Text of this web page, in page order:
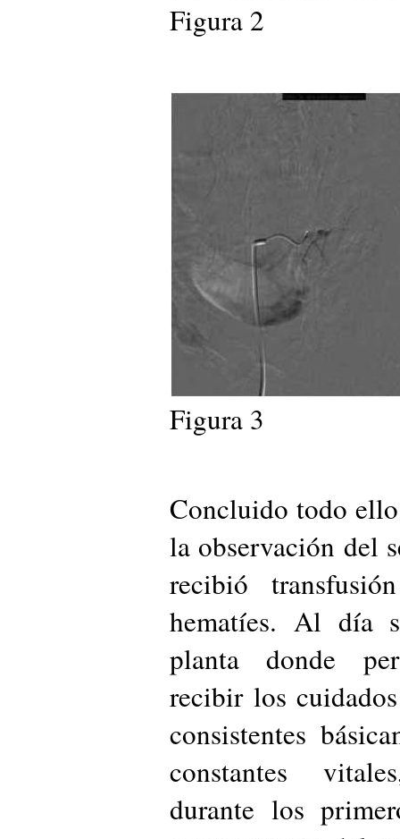
Figura 2
Figura 3
Concluido todo
la observación del
recibió
hematíes. Al día
planta donde
recibir los
consistentes
constantes
durante los